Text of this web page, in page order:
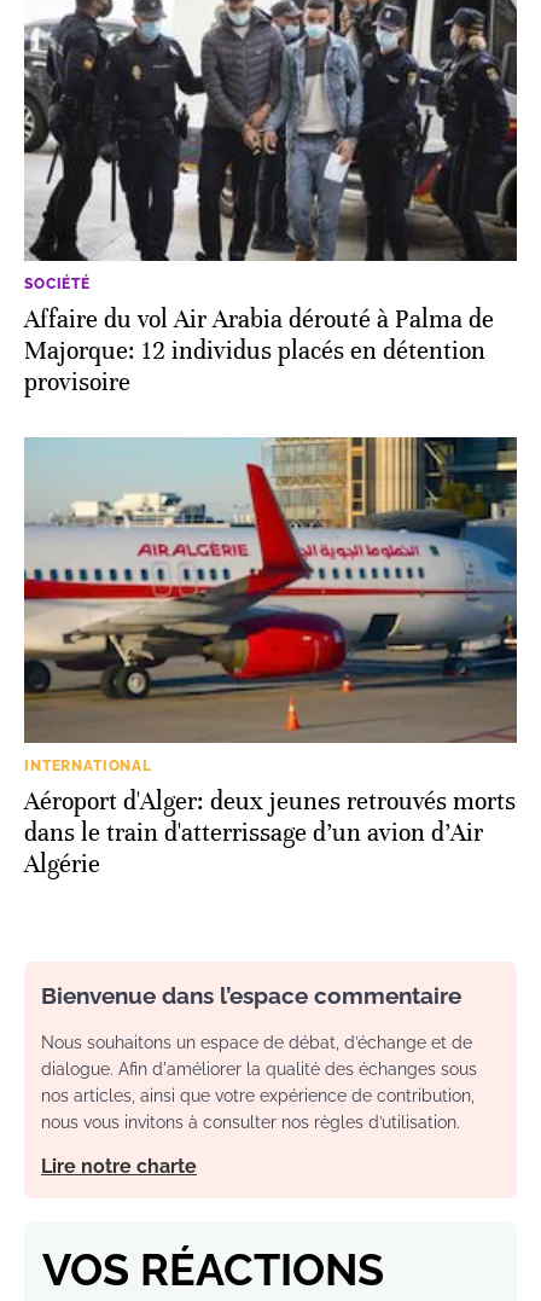
SOCIÉTÉ
Affaire du vol Air Arabia dérouté à Palma de
Majorque: 12 individus placés en détention
provisoire
INTERNATIONAL
Aéroport d'Alger: deux jeunes retrouvés morts
dans le train d'atterrissage d’un avion d’Air
Algérie
Bienvenue dans l’espace commentaire
Nous souhaitons un espace de débat, d’échange et de
dialogue. Afin d'améliorer la qualité des échanges sous
nos articles, ainsi que votre expérience de contribution,
nous vous invitons à consulter nos règles d’utilisation.
Lire notre charte
VOS RÉACTIONS